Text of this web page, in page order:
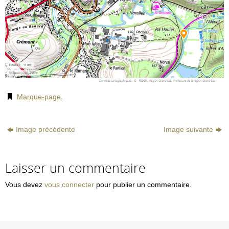
Marque-page
Image précédente Image suivante
Laisser un commentaire
Vous devez vous connecter pour publier un commentaire.